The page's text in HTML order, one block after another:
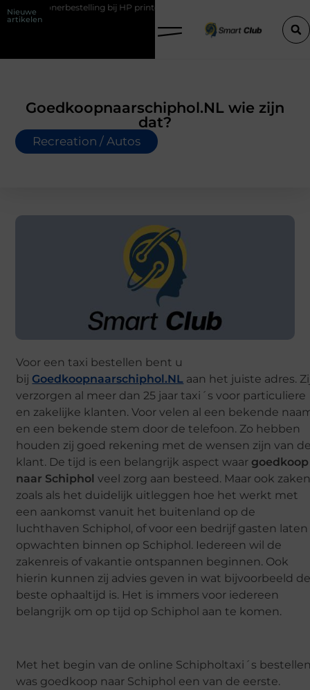
Nieuwe
artikelen
bij HP printers Onzichtbare sokken met maximaal
Goedkoopnaarschiphol.NL wie zijn
dat?
Recreation / Autos
Voor een taxi bestellen bent u
bij Goedkoopnaarschiphol.NL aan het juiste adres.
verzorgen al meer dan 25 jaar taxi´s voor particuliere
en zakelijke klanten. Voor velen al een bekende
en een bekende stem door de telefoon. Zo hebben
houden zij goed rekening met de wensen zijn van
klant. De tijd is een belangrijk aspect waar goedkoop
naar Schiphol veel zorg aan besteed. Maar ook
zoals als het duidelijk uitleggen hoe het werkt met
een aankomst vanuit het buitenland op de
luchthaven Schiphol, of voor een bedrijf gasten laten
opwachten binnen op Schiphol. Iedereen wil de
zakenreis of vakantie ontspannen beginnen. Ook
hierin kunnen zij advies geven in wat bijvoorbeeld
beste ophaaltijd is. Het is immers voor iedereen
belangrijk om op tijd op Schiphol aan te komen.
Met het begin van de online Schipholtaxi´s
was goedkoop naar Schiphol een van de eerste.